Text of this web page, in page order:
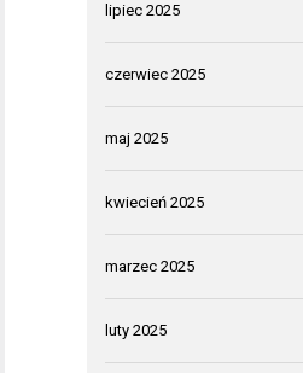
lipiec 2025
czerwiec 2025
maj 2025
kwiecień 2025
marzec 2025
luty 2025